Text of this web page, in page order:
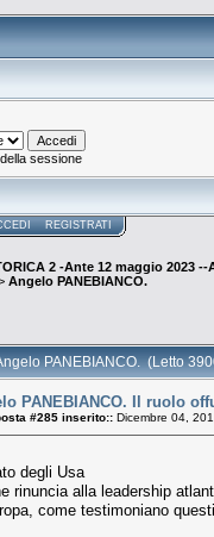
sessione
REGISTRATI
2 -Ante 12 maggio 2023 --
Angelo PANEBIANCO.
PANEBIANCO. (Letto
PANEBIANCO. Il ruolo
#285 inserito:: Dicembre 04,
degli Usa
rinuncia alla leadership
come testimoniano